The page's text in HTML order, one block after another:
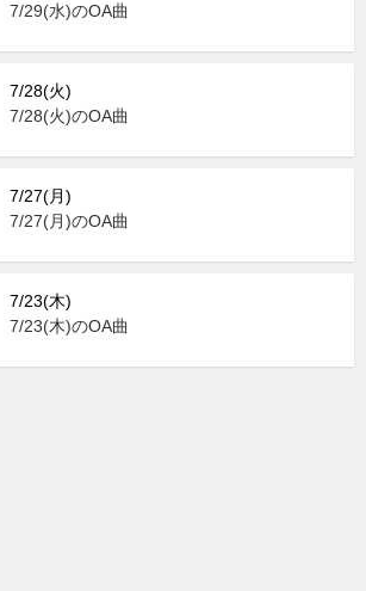
7/29(水)のOA曲
7/28(火)
7/28(火)のOA曲
7/27(月)
7/27(月)のOA曲
7/23(木)
7/23(木)のOA曲